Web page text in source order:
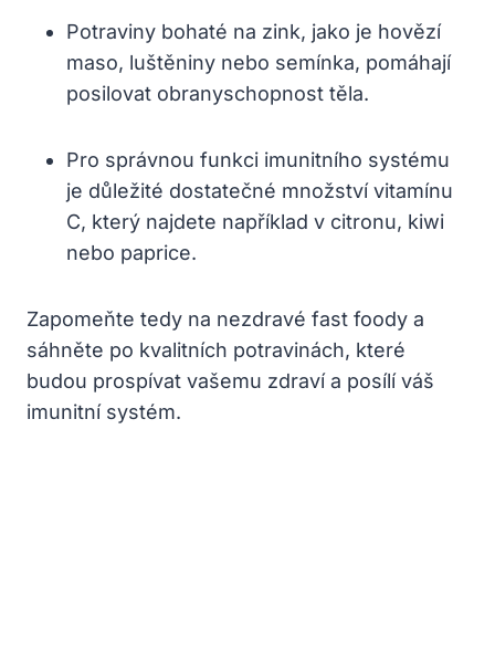
Potraviny bohaté na zink, jako je hovězí
maso, luštěniny nebo semínka, pomáhají
posilovat obranyschopnost těla.
Pro správnou funkci imunitního systému
je důležité dostatečné množství vitamínu
C, který najdete například v citronu, kiwi
nebo paprice.
Zapomeňte tedy na nezdravé fast foody a
sáhněte po kvalitních potravinách, které
budou prospívat vašemu zdraví a posílí váš
imunitní systém.